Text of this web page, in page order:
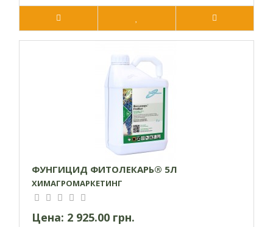
ФУНГИЦИД ФИТОЛЕКАРЬ® 5Л
ХИМАГРОМАРКЕТИНГ
Цена: 2 925.00 грн.